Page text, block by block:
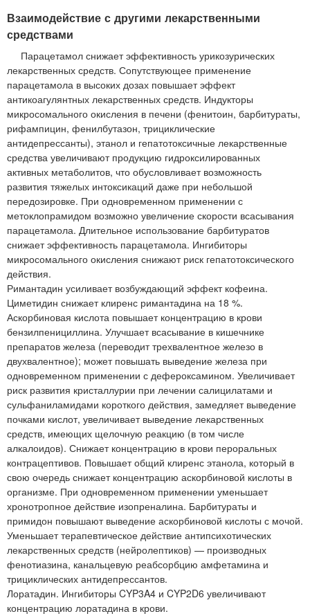
Взаимодействие с другими лекарственными
средствами
Парацетамол снижает эффективность урикозурических
лекарственных средств. Сопутствующее применение
парацетамола в высоких дозах повышает эффект
антикоагулянтных лекарственных средств. Индукторы
микросомального окисления в печени (фенитоин, барбитураты,
рифампицин, фенилбутазон, трициклические
антидепрессанты), этанол и гепатотоксичные лекарственные
средства увеличивают продукцию гидроксилированных
активных метаболитов, что обусловливает возможность
развития тяжелых интоксикаций даже при небольшой
передозировке. При одновременном применении с
метоклопрамидом возможно увеличение скорости всасывания
парацетамола. Длительное использование барбитуратов
снижает эффективность парацетамола. Ингибиторы
микросомального окисления снижают риск гепатотоксического
действия.
Римантадин усиливает возбуждающий эффект кофеина.
Циметидин снижает клиренс римантадина на 18 %.
Аскорбиновая кислота повышает концентрацию в крови
бензилпенициллина. Улучшает всасывание в кишечнике
препаратов железа (переводит трехвалентное железо в
двухвалентное); может повышать выведение железа при
одновременном применении с дефероксамином. Увеличивает
риск развития кристаллурии при лечении салицилатами и
сульфаниламидами короткого действия, замедляет выведение
почками кислот, увеличивает выведение лекарственных
средств, имеющих щелочную реакцию (в том числе
алкалоидов). Снижает концентрацию в крови пероральных
контрацептивов. Повышает общий клиренс этанола, который в
свою очередь снижает концентрацию аскорбиновой кислоты в
организме. При одновременном применении уменьшает
хронотропное действие изопреналина. Барбитураты и
примидон повышают выведение аскорбиновой кислоты с мочой.
Уменьшает терапевтическое действие антипсихотических
лекарственных средств (нейролептиков) — производных
фенотиазина, канальцевую реабсорбцию амфетамина и
трициклических антидепрессантов.
Лоратадин. Ингибиторы CYP3A4 и CYP2D6 увеличивают
концентрацию лоратадина в крови.